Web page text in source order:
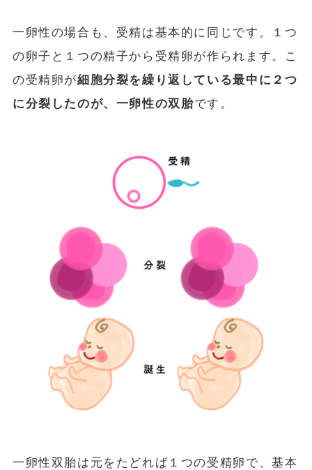
一卵性の場合も、受精は基本的に同じです。１つ
の卵子と１つの精子から受精卵が作られます。こ
の受精卵が細胞分裂を繰り返している最中に２つ
に分裂したのが、一卵性の双胎です。
一卵性双胎は元をたどれば１つの受精卵で、基本